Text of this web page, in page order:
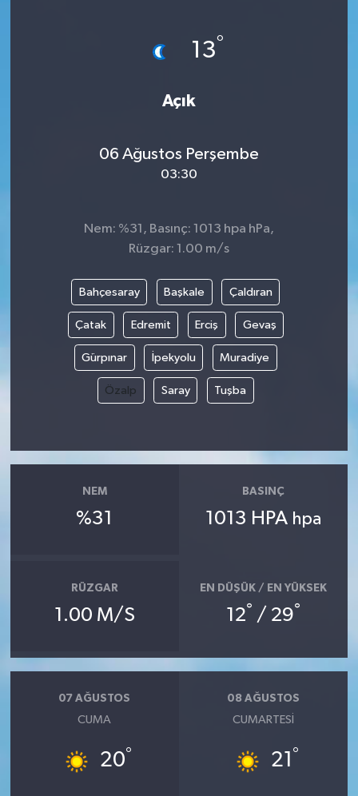
13°
Açık
06 Ağustos Perşembe
03:30
Nem: %31, Basınç: 1013 hpa hPa,
Rüzgar: 1.00 m/s
Bahçesaray Başkale Çaldıran
Çatak Edremit Erciş Gevaş
Gürpınar İpekyolu Muradiye
Özalp Saray Tuşba
NEM
%31
BASINÇ
1013 HPA hpa
RÜZGAR
1.00 M/S
EN DÜŞÜK / EN YÜKSEK
12° / 29°
07 AĞUSTOS
CUMA
20°
08 AĞUSTOS
CUMARTESI
21 °